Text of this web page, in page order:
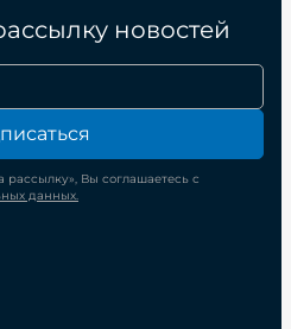
новостей
Вы соглашаетесь с
данных.